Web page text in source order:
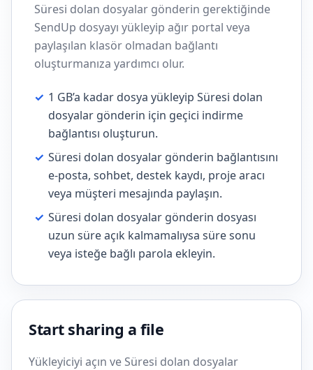
Süresi dolan dosyalar gönderin gerektiğinde
SendUp dosyayı yükleyip ağır portal veya
paylaşılan klasör olmadan bağlantı
oluşturmanıza yardımcı olur.
✓ 1 GB’a kadar dosya yükleyip Süresi dolan
dosyalar gönderin için geçici indirme
bağlantısı oluşturun.
✓ Süresi dolan dosyalar gönderin bağlantısını
e-posta, sohbet, destek kaydı, proje aracı
veya müşteri mesajında paylaşın.
✓ Süresi dolan dosyalar gönderin dosyası
uzun süre açık kalmamalıysa süre sonu
veya isteğe bağlı parola ekleyin.
Start sharing a file
Yükleyiciyi açın ve Süresi dolan dosyalar